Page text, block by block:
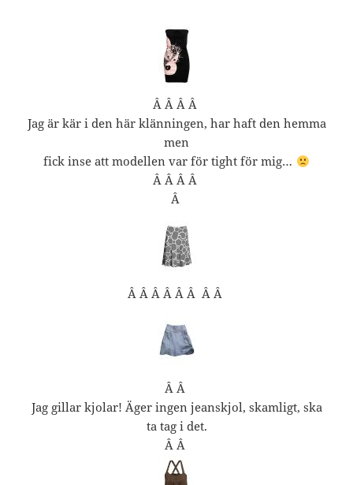
Â Â Â Â
Jag är kär i den här klänningen, har haft den hemma
men
fick inse att modellen var för tight för mig…
Â Â Â Â
Â
Â Â Â Â Â Â Â Â
Â Â
Jag gillar kjolar! Äger ingen jeanskjol, skamligt, ska
ta tag i det.
Â Â